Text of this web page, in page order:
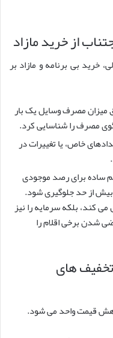
خرید بی برنامه و مازاد بر
میزان مصرف وسایل یک بار
مصرف را شناسایی کرد.
خاص، یا تغییرات در
برای رصد موجودی
بیش از حد جلوگیری شود.
می کند، بلکه سرمایه را نیز
شدن برخی اقلام را
های
قیمت واحد می شود.